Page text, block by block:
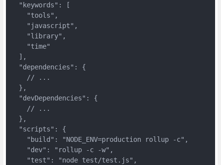
  "keywords": [
    "tools",
    "javascript",
    "library",
    "time"
  ],
  "dependencies": {
    // ...
  },
  "devDependencies": {
    // ...
  },
  "scripts": {
    "build": "NODE_ENV=production rollup -c",
    "dev": "rollup -c -w",
    "test": "node test/test.js",